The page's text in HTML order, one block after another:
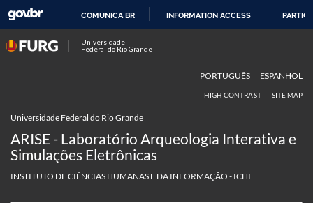
COMUNICA BR INFORMATION ACCESS
Universidade
Federal do Rio Grande
PORTUGUÊS ESPANHOL
HIGH CONTRAST SITE MAP
Universidade Federal do Rio Grande
ARISE - Laboratório Arqueologia Interativa e
Simulações Eletrônicas
INSTITUTO DE CIÊNCIAS HUMANAS E DA INFORMAÇÃO - ICHI